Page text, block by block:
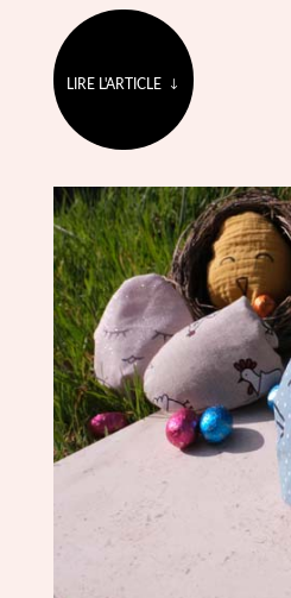
LIRE L'ARTICLE